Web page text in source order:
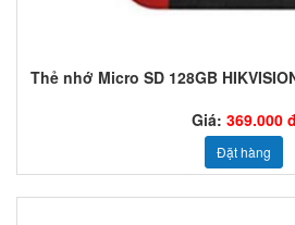
Thẻ nhớ Micro SD 128GB
Giá: 369.000
Đặt hàng